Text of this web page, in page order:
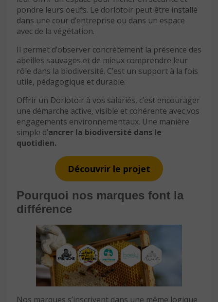
pondre leurs oeufs. Le dorlotoir peut être installé
dans une cour d’entreprise ou dans un espace
avec de la végétation.
Il permet d’observer concrètement la présence des
abeilles sauvages et de mieux comprendre leur
rôle dans la biodiversité. C’est un support à la fois
utile, pédagogique et durable.
Offrir un Dorlotoir à vos salariés, c’est encourager
une démarche active, visible et cohérente avec vos
engagements environnementaux. Une manière
simple d’ancrer la biodiversité dans le
quotidien.
Découvrir le projet
Pourquoi nos marques font la
différence
Nos marques s’inscrivent dans une même logique